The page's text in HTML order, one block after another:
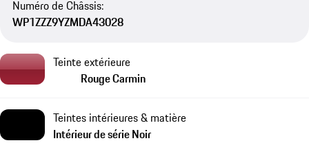
Numéro de Châssis:
WP1ZZZ9YZMDA43028
Teinte extérieure
Rouge Carmin
Teintes intérieures & matière
Intérieur de série Noir